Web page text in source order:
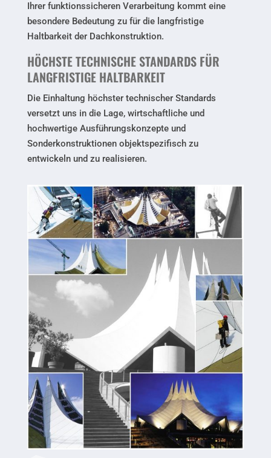
Ihrer funktionssicheren Verarbeitung kommt eine
besondere Bedeutung zu für die langfristige
Haltbarkeit der Dachkonstruktion.
HÖCHSTE TECHNISCHE STANDARDS FÜR
LANGFRISTIGE HALTBARKEIT
Die Einhaltung höchster technischer Standards
versetzt uns in die Lage, wirtschaftliche und
hochwertige Ausführungskonzepte und
Sonderkonstruktionen objektspezifisch zu
entwickeln und zu realisieren.